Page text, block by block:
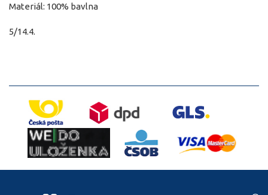
Materiál: 100% bavlna
5/14.4.